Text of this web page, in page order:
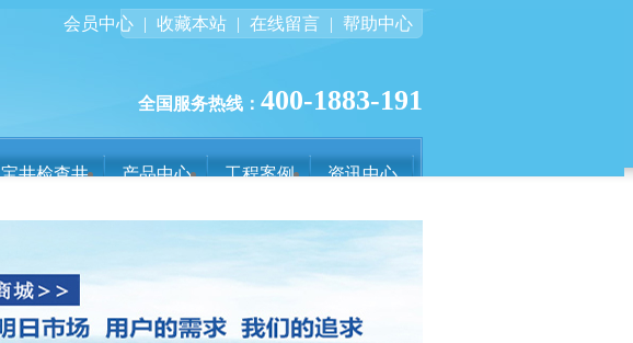
会员中心 | 收藏本站 | 在线留言 | 帮助中心
全国服务热线： 400-1883-191
宝井检查井 产品中心 工程案例 资讯中心